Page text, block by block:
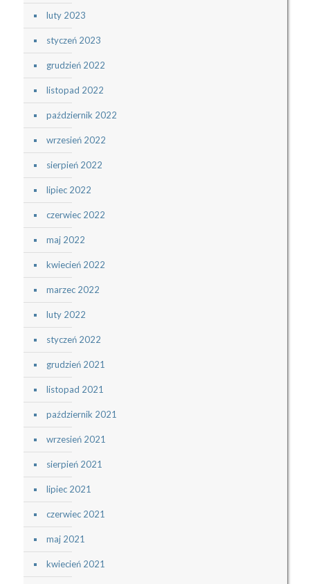
luty 2023
styczeń 2023
grudzień 2022
listopad 2022
październik 2022
wrzesień 2022
sierpień 2022
lipiec 2022
czerwiec 2022
maj 2022
kwiecień 2022
marzec 2022
luty 2022
styczeń 2022
grudzień 2021
listopad 2021
październik 2021
wrzesień 2021
sierpień 2021
lipiec 2021
czerwiec 2021
maj 2021
kwiecień 2021